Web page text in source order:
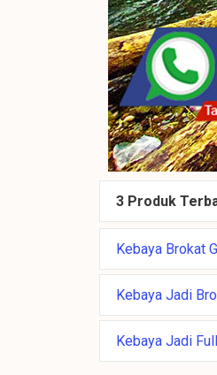
3 Produk
Kebaya Brokat
Kebaya Jadi
Kebaya Jadi